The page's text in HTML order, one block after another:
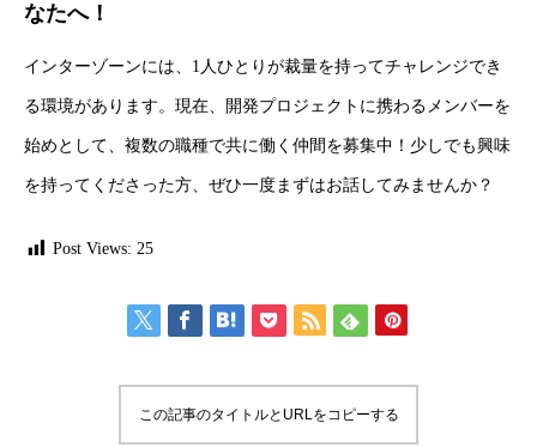
なたへ！
インターゾーンには、1人ひとりが裁量を持ってチャレンジでき
る環境があります。現在、開発プロジェクトに携わるメンバーを
始めとして、複数の職種で共に働く仲間を募集中！少しでも興味
を持ってくださった方、ぜひ一度まずはお話してみませんか？
Post Views: 25
この記事のタイトルとURLをコピーする